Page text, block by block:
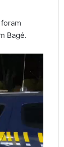
Bagé.